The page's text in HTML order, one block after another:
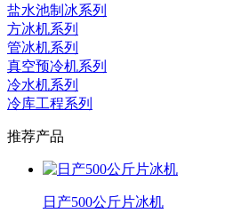
盐水池制冰系列
方冰机系列
管冰机系列
真空预冷机系列
冷水机系列
冷库工程系列
推荐产品
日产500公斤片冰机